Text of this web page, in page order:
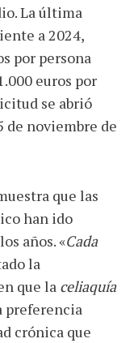
La última
a 2024,
por persona
euros por
se abrió
de noviembre de
que las
han ido
años. «Cada
la
que la celiaquía
preferencia
crónica que